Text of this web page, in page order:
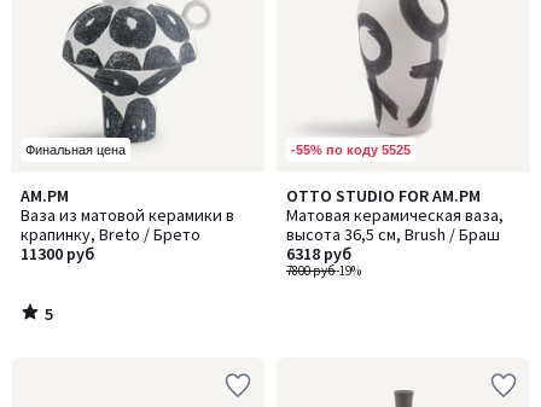
Финальная цена
AM.PM
Ваза из матовой керамики в
крапинку, Breto / Брето
11300 руб
5
/
5
5
/
-55% по коду 5525
OTTO STUDIO FOR AM.PM
Матовая керамическая ваза,
высота 36,5 см, Brush / Браш
7800 руб-19%
6318 руб